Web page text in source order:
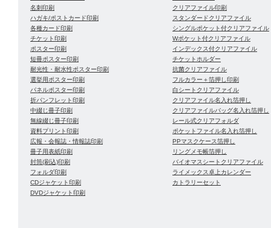
名刺印刷
ハガキ/ポストカード印刷
各種カード印刷
チケット印刷
ポスター印刷
短冊ポスター印刷
耐光性・耐水性ポスター印刷
選挙用ポスター印刷
パネルポスター印刷
折パンフレット印刷
中綴じ冊子印刷
無線綴じ冊子印刷
資料プリント印刷
広報・会報誌・情報誌印刷
冊子用表紙印刷
封筒(刷込)印刷
フォルダ印刷
CDジャケット印刷
DVDジャケット印刷
クリアファイル印刷
スタンダードクリアファイル
シングルポケット付クリアファイル
Wポケット付クリアファイル
インデックス付クリアファイル
チケットホルダー
抗菌クリアファイル
フルカラー＋箔押し印刷
白シートクリアファイル
クリアファイル名入れ箔押し
クリアファイルバッグ名入れ箔押し
レール式クリアフォルダ
ポケットファイル名入れ箔押し
PPマスクケース箔押し
リングメモ帳箔押し
バイオマスシートクリアファイル
ライメックス卓上カレンダー
カトラリーセット